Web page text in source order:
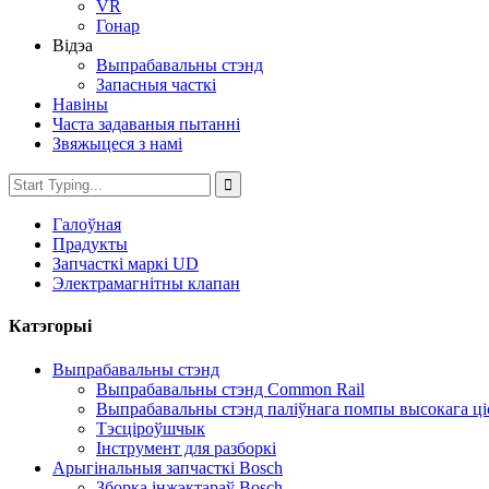
VR
Гонар
Відэа
Выпрабавальны стэнд
Запасныя часткі
Навіны
Часта задаваныя пытанні
Звяжыцеся з намі
Галоўная
Прадукты
Запчасткі маркі UD
Электрамагнітны клапан
Катэгорыі
Выпрабавальны стэнд
Выпрабавальны стэнд Common Rail
Выпрабавальны стэнд паліўнага помпы высокага
Тэсціроўшчык
Інструмент для разборкі
Арыгінальныя запчасткі Bosch